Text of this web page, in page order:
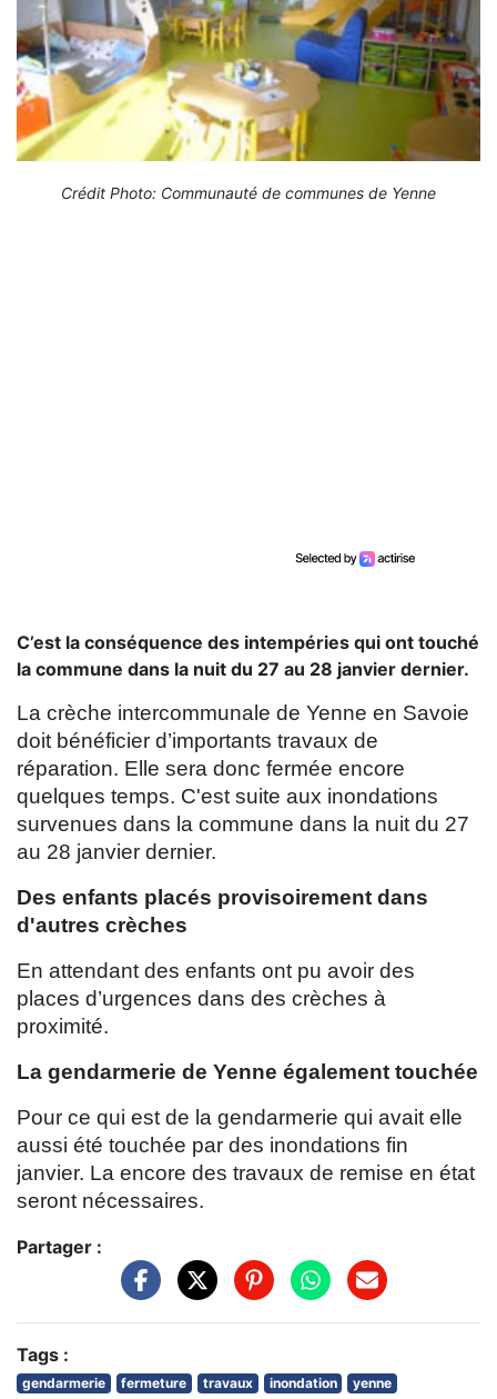
Crédit Photo: Communauté de communes de Yenne
C’est la conséquence des intempéries qui ont touché
la commune dans la nuit du 27 au 28 janvier dernier.
La crèche intercommunale de Yenne en Savoie
doit bénéficier d’importants travaux de
réparation. Elle sera donc fermée encore
quelques temps. C'est suite aux inondations
survenues dans la commune dans la nuit du 27
au 28 janvier dernier.
Des enfants placés provisoirement dans
d'autres crèches
En attendant des enfants ont pu avoir des
places d’urgences dans des crèches à
proximité.
La gendarmerie de Yenne également touchée
Pour ce qui est de la gendarmerie qui avait elle
aussi été touchée par des inondations fin
janvier. La encore des travaux de remise en état
seront nécessaires.
Partager :
Tags :
gendarmerie fermeture travaux inondation
yenne